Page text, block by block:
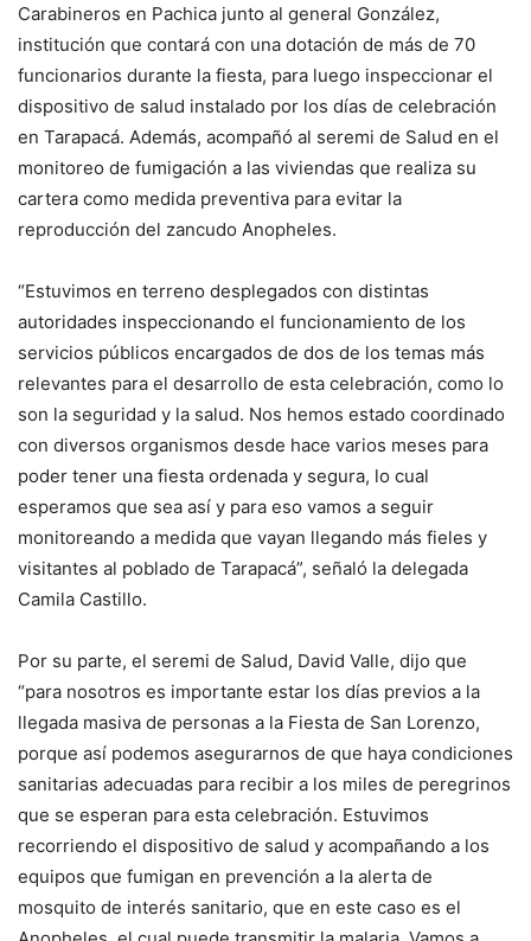
Carabineros en Pachica junto al general González,
institución que contará con una dotación de más de 70
funcionarios durante la fiesta, para luego inspeccionar el
dispositivo de salud instalado por los días de celebración
en Tarapacá. Además, acompañó al seremi de Salud en el
monitoreo de fumigación a las viviendas que realiza su
cartera como medida preventiva para evitar la
reproducción del zancudo Anopheles.
“Estuvimos en terreno desplegados con distintas
autoridades inspeccionando el funcionamiento de los
servicios públicos encargados de dos de los temas más
relevantes para el desarrollo de esta celebración, como lo
son la seguridad y la salud. Nos hemos estado coordinado
con diversos organismos desde hace varios meses para
poder tener una fiesta ordenada y segura, lo cual
esperamos que sea así y para eso vamos a seguir
monitoreando a medida que vayan llegando más fieles y
visitantes al poblado de Tarapacá”, señaló la delegada
Camila Castillo.
Por su parte, el seremi de Salud, David Valle, dijo que
“para nosotros es importante estar los días previos a la
llegada masiva de personas a la Fiesta de San Lorenzo,
porque así podemos asegurarnos de que haya condiciones
sanitarias adecuadas para recibir a los miles de peregrinos
que se esperan para esta celebración. Estuvimos
recorriendo el dispositivo de salud y acompañando a los
equipos que fumigan en prevención a la alerta de
mosquito de interés sanitario, que en este caso es el